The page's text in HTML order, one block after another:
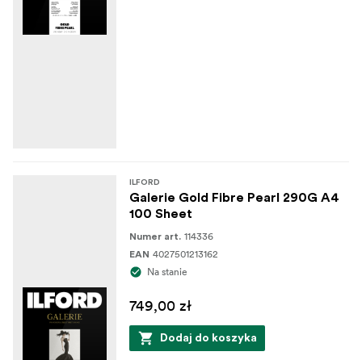
ILFORD
Galerie Gold Fibre Pearl 290G A4
100 Sheet
Numer art. 114336
EAN 4027501213162
Na stanie
749,00 zł
Dodaj do koszyka